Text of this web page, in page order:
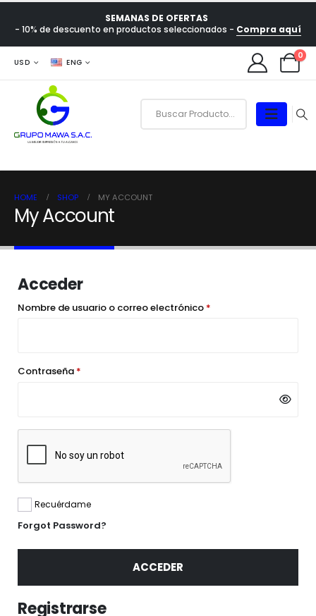
SEMANAS DE OFERTAS
- 10% de descuento en productos seleccionados - Compra aquí
USD ENG
0
HOME SHOP MY ACCOUNT
My Account
Acceder
Nombre de usuario o correo electrónico *
Contraseña *
Recuérdame
Forgot Password?
ACCEDER
Registrarse